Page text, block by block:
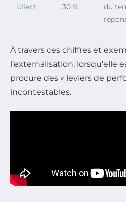
client
30 %
du
À travers ces chiffres et
l’externalisation, lorsqu’elle
procure des « leviers de
incontestables.